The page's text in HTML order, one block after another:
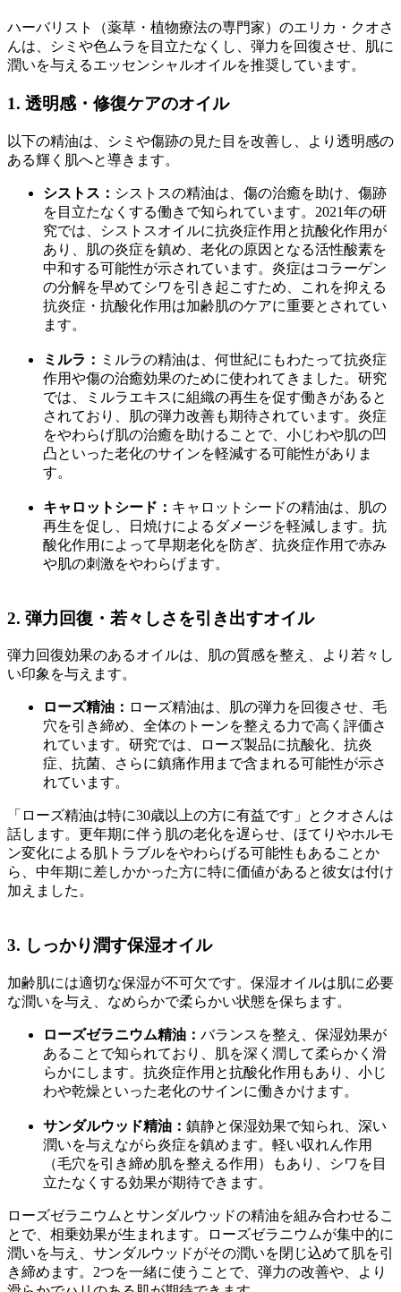
ハーバリスト（薬草・植物療法の専門家）のエリカ・クオさ
んは、シミや色ムラを目立たなくし、弾力を回復させ、肌に
潤いを与えるエッセンシャルオイルを推奨しています。
1. 透明感・修復ケアのオイル
以下の精油は、シミや傷跡の見た目を改善し、より透明感の
ある輝く肌へと導きます。
シストス： シストスの精油は、傷の治癒を助け、傷跡
を目立たなくする働きで知られています。2021年の研
究では、シストスオイルに抗炎症作用と抗酸化作用が
あり、肌の炎症を鎮め、老化の原因となる活性酸素を
中和する可能性が示されています。炎症はコラーゲン
の分解を早めてシワを引き起こすため、これを抑える
抗炎症・抗酸化作用は加齢肌のケアに重要とされてい
ます。
ミルラ： ミルラの精油は、何世紀にもわたって抗炎症
作用や傷の治癒効果のために使われてきました。研究
では、ミルラエキスに組織の再生を促す働きがあると
されており、肌の弾力改善も期待されています。炎症
をやわらげ肌の治癒を助けることで、小じわや肌の凹
凸といった老化のサインを軽減する可能性がありま
す。
キャロットシード： キャロットシードの精油は、肌の
再生を促し、日焼けによるダメージを軽減します。抗
酸化作用によって早期老化を防ぎ、抗炎症作用で赤み
や肌の刺激をやわらげます。
2. 弾力回復・若々しさを引き出すオイル
弾力回復効果のあるオイルは、肌の質感を整え、より若々し
い印象を与えます。
ローズ精油： ローズ精油は、肌の弾力を回復させ、毛
穴を引き締め、全体のトーンを整える力で高く評価さ
れています。研究では、ローズ製品に抗酸化、抗炎
症、抗菌、さらに鎮痛作用まで含まれる可能性が示さ
れています。
「ローズ精油は特に30歳以上の方に有益です」とクオさんは
話します。更年期に伴う肌の老化を遅らせ、ほてりやホルモ
ン変化による肌トラブルをやわらげる可能性もあることか
ら、中年期に差しかかった方に特に価値があると彼女は付け
加えました。
3. しっかり潤す保湿オイル
加齢肌には適切な保湿が不可欠です。保湿オイルは肌に必要
な潤いを与え、なめらかで柔らかい状態を保ちます。
ローズゼラニウム精油： バランスを整え、保湿効果が
あることで知られており、肌を深く潤して柔らかく滑
らかにします。抗炎症作用と抗酸化作用もあり、小じ
わや乾燥といった老化のサインに働きかけます。
サンダルウッド精油： 鎮静と保湿効果で知られ、深い
潤いを与えながら炎症を鎮めます。軽い収れん作用
（毛穴を引き締め肌を整える作用）もあり、シワを目
立たなくする効果が期待できます。
ローズゼラニウムとサンダルウッドの精油を組み合わせるこ
とで、相乗効果が生まれます。ローズゼラニウムが集中的に
潤いを与え、サンダルウッドがその潤いを閉じ込めて肌を引
き締めます。2つを一緒に使うことで、弾力の改善や、より